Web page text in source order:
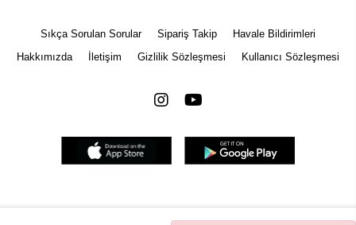
Sıkça Sorulan Sorular Sipariş Takip
Havale Bildirimleri
Hakkımızda
İletişim Gizlilik Sözleşmesi Kullanıcı Sözleşmesi
Tüm bilgileriniz 256bit SSL Sertifikası ile korunmaktadır.